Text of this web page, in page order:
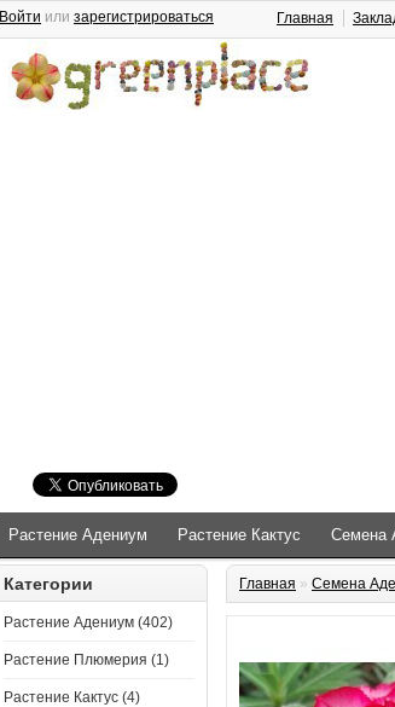
Войти или зарегистрироваться Главная
Растение Адениум Растение Кактус Семена
Категории
Растение Адениум (402)
Растение Плюмерия (1)
Растение Кактус (4)
Главная » Семена